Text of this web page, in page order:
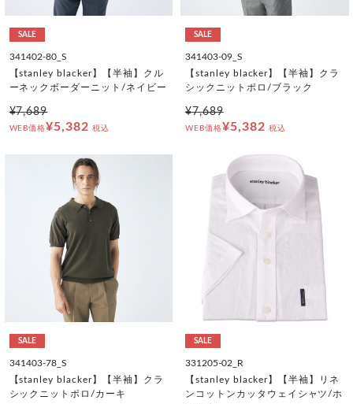
SALE
341402-80_S
【stanley blacker】【半袖】クル
ーネックボーダーニット/ネイビー
¥7,689
WEB価格¥5,382 税込
SALE
341403-09_S
【stanley blacker】【半袖】クラ
シックニットポロ/ブラック
¥7,689
WEB価格¥5,382 税込
SALE
341403-78_S
【stanley blacker】【半袖】クラ
シックニットポロ/カーキ
SALE
331205-02_R
【stanley blacker】【半袖】リネ
ンコットンカッタウェイシャツ/ホ